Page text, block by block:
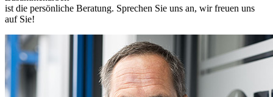
ist die persönliche Beratung. Sprechen Sie uns an, wir freuen uns
auf Sie!